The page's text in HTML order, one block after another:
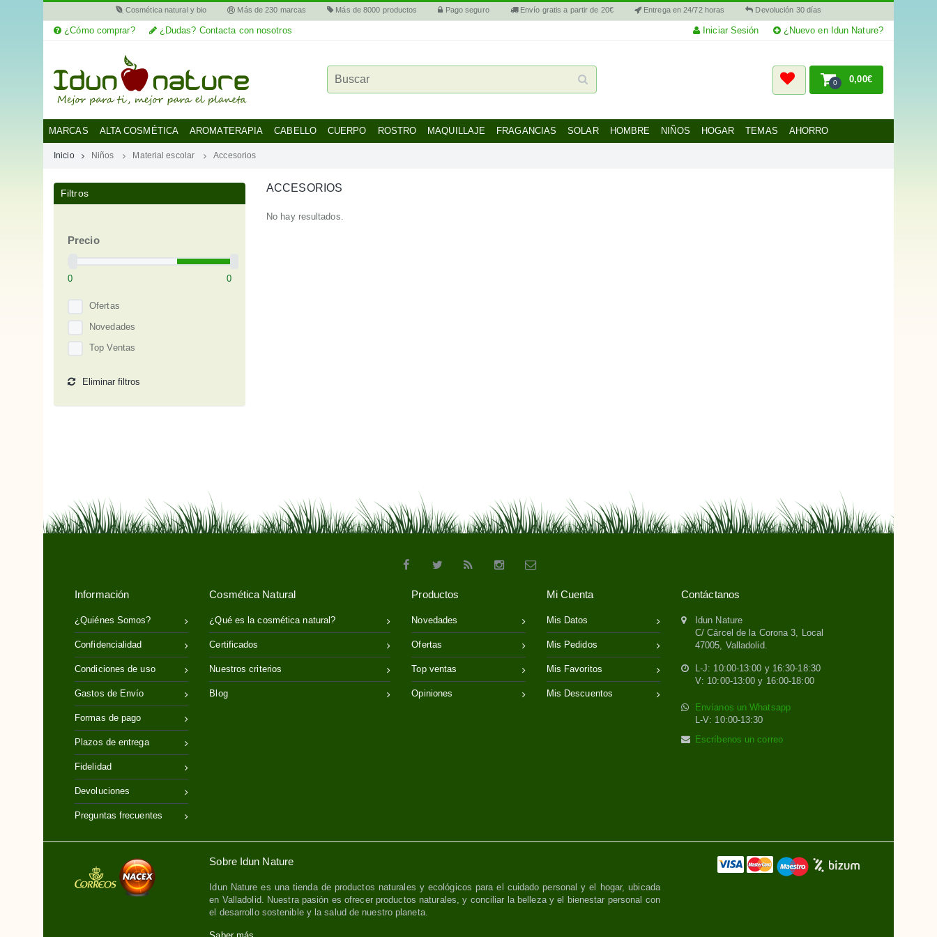
MARCAS
Cosmética natural y bio Más de 230 marcas Más de 8000 productos Pago seguro Envío gratis a partir de 20€ Entrega en 24/72 horas Devolución 30 días
¿Cómo comprar? ¿Dudas? Contacta con nosotros Iniciar Sesión ¿Nuevo en Idun Nature?
0 0,00€
MARCAS ALTA COSMÉTICA AROMATERAPIA CABELLO CUERPO ROSTRO MAQUILLAJE FRAGANCIAS SOLAR HOMBRE NIÑOS HOGAR TEMAS AHORRO
Inicio Niños Material escolar Accesorios
Filtros
Precio
Ofertas
Novedades
Top Ventas
Eliminar filtros
ACCESORIOS
No hay resultados.
Información
¿Quiénes Somos?
Confidencialidad
Condiciones de uso
Gastos de Envío
Formas de pago
Plazos de entrega
Fidelidad
Devoluciones
Preguntas frecuentes
Cosmética Natural
¿Qué es la cosmética natural?
Certificados
Nuestros criterios
Blog
Productos
Novedades
Ofertas
Top ventas
Opiniones
Mi Cuenta
Mis Datos
Mis Pedidos
Mis Favoritos
Mis Descuentos
Contáctanos
Idun Nature
C/ Cárcel de la Corona 3, Local
47005, Valladolid.
L-J: 10:00-13:00 y 16:30-18:30
V: 10:00-13:00 y 16:00-18:00
Envíanos un Whatsapp
L-V: 10:00-13:30
Escríbenos un correo
Sobre Idun Nature
Idun Nature es una tienda de productos naturales y ecológicos para el cuidado personal y el hogar, ubicada
en Valladolid. Nuestra pasión es ofrecer productos naturales, y conciliar la belleza y el bienestar personal con
el desarrollo sostenible y la salud de nuestro planeta.